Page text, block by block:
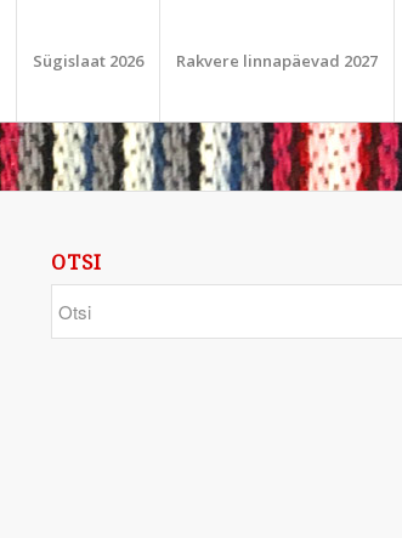
Sügislaat 2026 Rakvere linnapäevad 2027
OTSI